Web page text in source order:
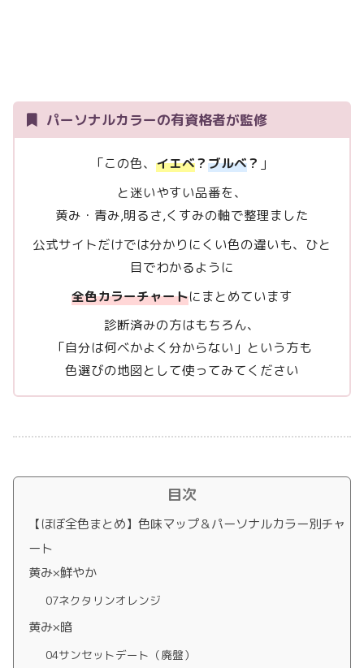
パーソナルカラーの有資格者が監修
「この色、 イエベ？ブルベ？ 」
と迷いやすい品番を、
黄み・青み,明るさ,くすみの軸で整理ました
公式サイトだけでは分かりにくい色の違いも、ひと
目でわかるように
全色カラーチャートにまとめています
診断済みの方はもちろん、
「自分は何ベかよく分からない」という方も
色選びの地図として使ってみてください
目次
【ほぼ全色まとめ】色味マップ＆パーソナルカラー別チャ
ート
黄み×鮮やか
07ネクタリンオレンジ
黄み×暗
04サンセットデート（廃盤）